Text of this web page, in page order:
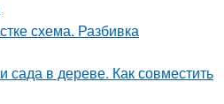
схема. Разбивка
сада в дереве. Как совместить